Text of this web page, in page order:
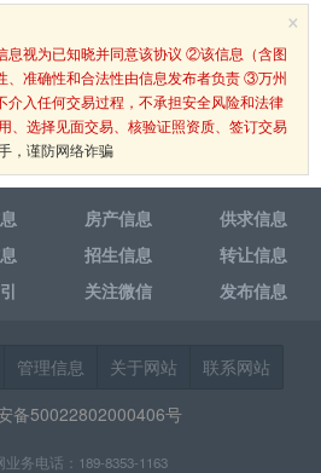
×
息视为已知晓并同意该协议 ②该信息（含图
、准确性和合法性由信息发布者负责 ③万州
介入任何交易过程，不承担安全风险和法律
、选择见面交易、核验证照资质、签订交易
，谨防网络诈骗
房产信息
供求信息
招生信息
转让信息
关注微信 发布信息
管理信息 关于网站
联系网站
备50022802000406号
务电话：189-8353-1163